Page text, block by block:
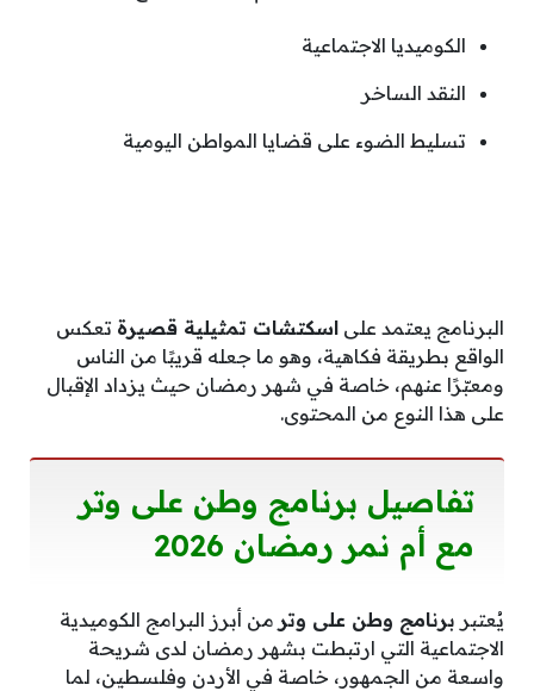
الكوميديا الاجتماعية
النقد الساخر
تسليط الضوء على قضايا المواطن اليومية
البرنامج يعتمد على اسكتشات تمثيلية قصيرة تعكس
الواقع بطريقة فكاهية، وهو ما جعله قريبًا من الناس
ومعبّرًا عنهم، خاصة في شهر رمضان حيث يزداد الإقبال
على هذا النوع من المحتوى.
تفاصيل برنامج وطن على وتر
مع أم نمر رمضان 2026
يُعتبر برنامج وطن على وتر من أبرز البرامج الكوميدية
الاجتماعية التي ارتبطت بشهر رمضان لدى شريحة
واسعة من الجمهور، خاصة في الأردن وفلسطين، لما